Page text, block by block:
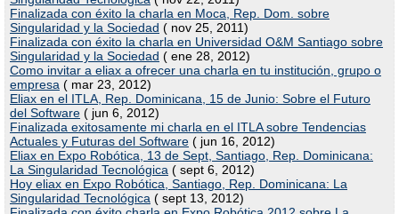
Finalizada con éxito la charla en Moca, Rep. Dom. sobre
Singularidad y la Sociedad ( nov 25, 2011)
Finalizada con éxito la charla en Universidad O&M Santiago sobre
Singularidad y la Sociedad ( ene 28, 2012)
Como invitar a eliax a ofrecer una charla en tu institución, grupo o
empresa ( mar 23, 2012)
Eliax en el ITLA, Rep. Dominicana, 15 de Junio: Sobre el Futuro
del Software ( jun 6, 2012)
Finalizada exitosamente mi charla en el ITLA sobre Tendencias
Actuales y Futuras del Software ( jun 16, 2012)
Eliax en Expo Robótica, 13 de Sept, Santiago, Rep. Dominicana:
La Singularidad Tecnológica ( sept 6, 2012)
Hoy eliax en Expo Robótica, Santiago, Rep. Dominicana: La
Singularidad Tecnológica ( sept 13, 2012)